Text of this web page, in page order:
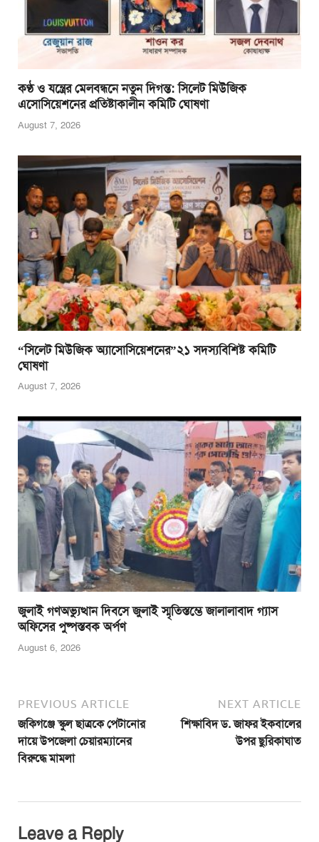
কণ্ঠ ও যন্ত্রের মেলবন্ধনে নতুন দিগন্ত: সিলেট মিউজিক
এসোসিয়েশনের প্রতিষ্টাকালীন কমিটি ঘোষণা
August 7, 2026
“সিলেট মিউজিক অ্যাসোসিয়েশনের”২১ সদস্যবিশিষ্ট কমিটি
ঘোষণা
August 7, 2026
জুলাই গণঅভ্যুত্থান দিবসে জুলাই স্মৃতিস্তম্ভে জালালাবাদ গ্যাস
অফিসের পুষ্পস্তবক অর্পণ
August 6, 2026
PREVIOUS ARTICLE
জকিগঞ্জে স্কুল ছাত্রকে পেটানোর
দায়ে উপজেলা চেয়ারম্যানের
বিরুদ্ধে মামলা
NEXT ARTICLE
শিক্ষাবিদ ড. জাফর ইকবালের
উপর ছুরিকাঘাত
Leave a Reply